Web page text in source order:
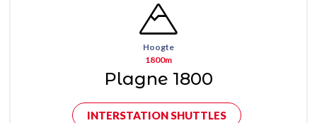
Hoogte
1800m
Plagne 1800
INTERSTATION SHUTTLES